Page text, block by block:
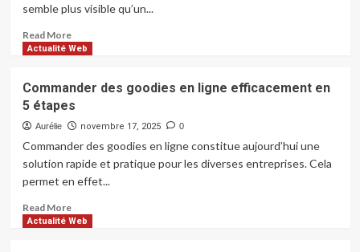
meilleur
:
différences
de
puissance
de
performance
semble plus visible qu’un...
Read MoreRead
more
de
site
ou
SEO
que
traiter
premier
?
Actualité Web
Commander des goodies en ligne efficacement en
5 étapes
Aurélie novembre 17, 2025 0
Commander des goodies en ligne constitue aujourd’hui une
solution rapide et pratique pour les diverses entreprises. Cela
permet en effet...
Read MoreRead
more
Actualité Web